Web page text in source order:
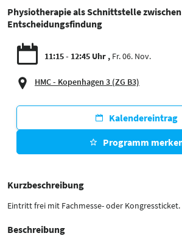
Physiotherapie als Schnittstelle
Entscheidungsfindung
11:15 - 12:45 Uhr Fr. 06. Nov.
HMC - Kopenhagen 3 (ZG B3)
Kalendereintrag
Programm
Kurzbeschreibung
Eintritt frei mit Fachmesse- oder Kongressticket.
Beschreibung